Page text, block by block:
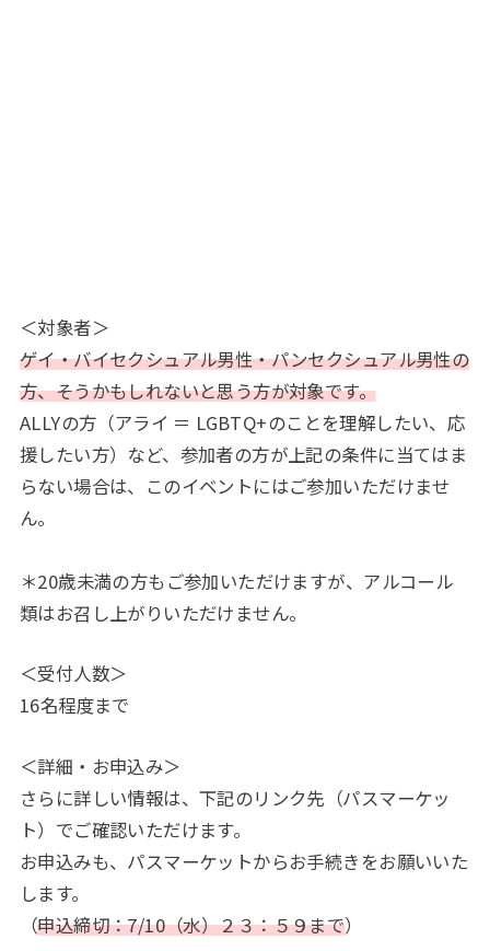
＜対象者＞
ゲイ・バイセクシュアル男性・パンセクシュアル男性の
方、そうかもしれないと思う方が対象です。
ALLYの方（アライ ＝ LGBTQ+のことを理解したい、応
援したい方）など、参加者の方が上記の条件に当てはま
らない場合は、このイベントにはご参加いただけませ
ん。
＊20歳未満の方もご参加いただけますが、アルコール
類はお召し上がりいただけません。
＜受付人数＞
16名程度まで
＜詳細・お申込み＞
さらに詳しい情報は、下記のリンク先（パスマーケッ
ト）でご確認いただけます。
お申込みも、パスマーケットからお手続きをお願いいた
します。
（申込締切：7/10（水）２３：５９まで）